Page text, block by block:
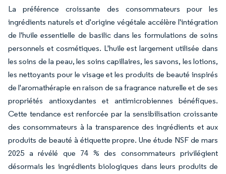
La préférence croissante des consommateurs pour les
ingrédients naturels et d'origine végétale accélère l'intégration
de l'huile essentielle de basilic dans les formulations de soins
personnels et cosmétiques. L'huile est largement utilisée dans
les soins de la peau, les soins capillaires, les savons, les lotions,
les nettoyants pour le visage et les produits de beauté inspirés
de l'aromathérapie en raison de sa fragrance naturelle et de ses
propriétés antioxydantes et antimicrobiennes bénéfiques.
Cette tendance est renforcée par la sensibilisation croissante
des consommateurs à la transparence des ingrédients et aux
produits de beauté à étiquette propre. Une étude NSF de mars
2025 a révélé que 74 % des consommateurs privilégient
désormais les ingrédients biologiques dans leurs produits de